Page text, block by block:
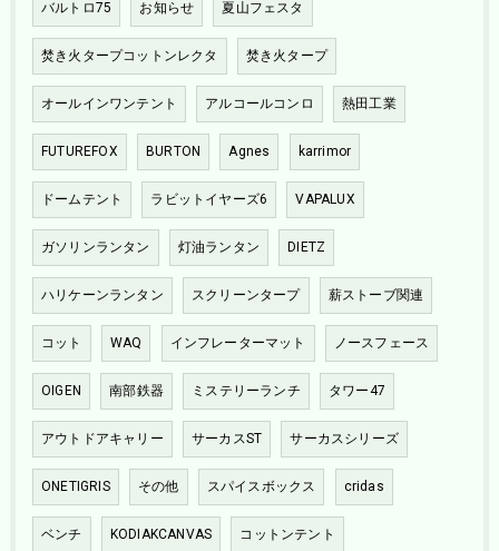
バルトロ75 お知らせ 夏山フェスタ
焚き火タープコットンレクタ 焚き火タープ
オールインワンテント アルコールコンロ 熱田工業
FUTUREFOX BURTON Agnes karrimor
ドームテント ラビットイヤーズ6 VAPALUX
ガソリンランタン 灯油ランタン DIETZ
ハリケーンランタン スクリーンタープ 薪ストーブ関連
コット WAQ インフレーターマット ノースフェース
OIGEN 南部鉄器 ミステリーランチ タワー47
アウトドアキャリー サーカスST サーカスシリーズ
ONETIGRIS その他 スパイスボックス cridas
ベンチ KODIAKCANVAS コットンテント